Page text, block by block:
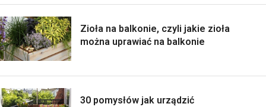
Zioła na balkonie, czyli jakie zioła
można uprawiać na balkonie
30 pomysłów jak urządzić